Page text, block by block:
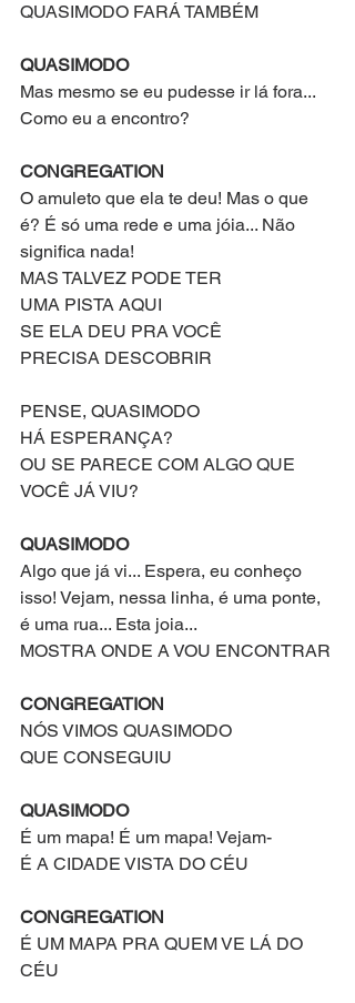
QUASIMODO FARÁ TAMBÉM
QUASIMODO
Mas mesmo se eu pudesse ir lá fora...
Como eu a encontro?
CONGREGATION
O amuleto que ela te deu! Mas o que
é? É só uma rede e uma jóia... Não
significa nada!
MAS TALVEZ PODE TER
UMA PISTA AQUI
SE ELA DEU PRA VOCÊ
PRECISA DESCOBRIR
PENSE, QUASIMODO
HÁ ESPERANÇA?
OU SE PARECE COM ALGO QUE
VOCÊ JÁ VIU?
QUASIMODO
Algo que já vi... Espera, eu conheço
isso! Vejam, nessa linha, é uma ponte,
é uma rua... Esta joia...
MOSTRA ONDE A VOU ENCONTRAR
CONGREGATION
NÓS VIMOS QUASIMODO
QUE CONSEGUIU
QUASIMODO
É um mapa! É um mapa! Vejam-
É A CIDADE VISTA DO CÉU
CONGREGATION
É UM MAPA PRA QUEM VE LÁ DO
CÉU